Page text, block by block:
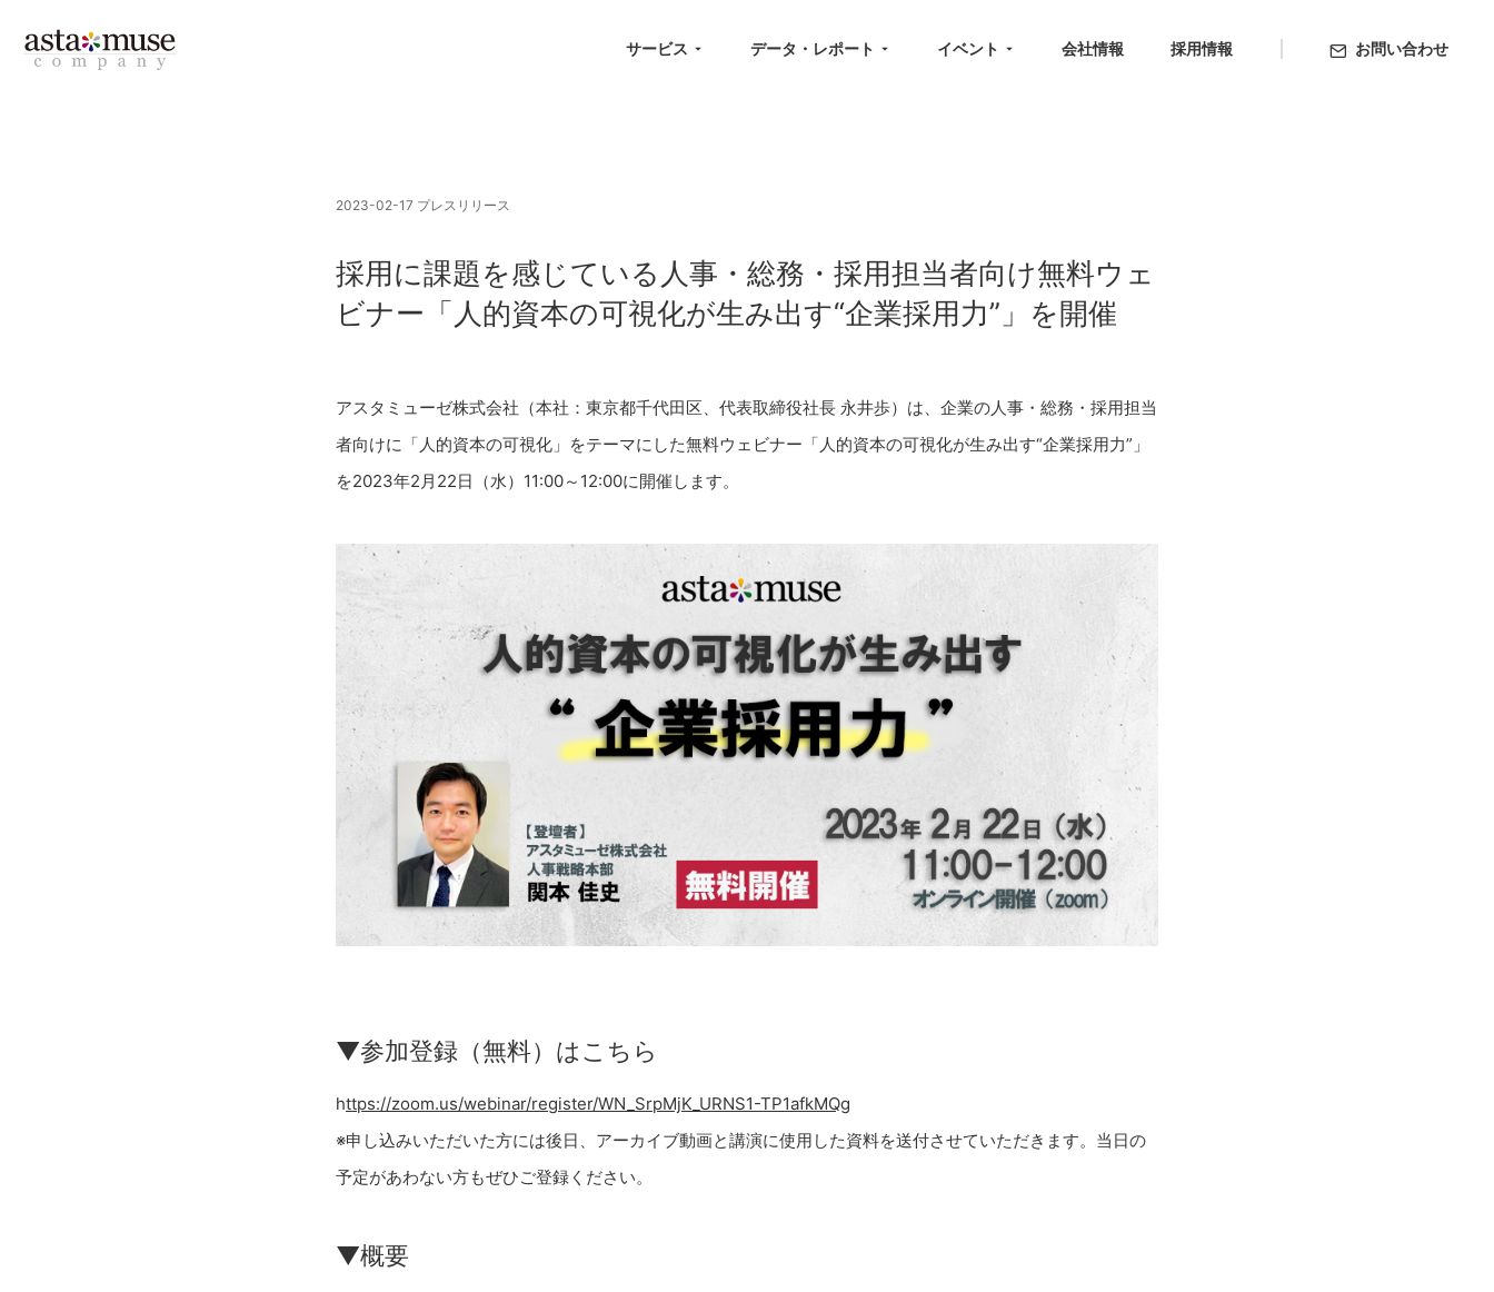
サービス データ・レポート イベント 会社情報 採用情報 お問い合わせ
2023-02-17 プレスリリース
採用に課題を感じている人事・総務・採用担当者向け無料ウェ
ビナー「人的資本の可視化が生み出す“企業採用力”」を開催
アスタミューゼ株式会社（本社：東京都千代田区、代表取締役社長 永井歩）は、企業の人事・総務・採用担当
者向けに「人的資本の可視化」をテーマにした無料ウェビナー「人的資本の可視化が生み出す“企業採用力”」
を2023年2月22日（水）11:00～12:00に開催します。
▼参加登録（無料）はこちら
https://zoom.us/webinar/register/WN_SrpMjK_URNS1-TP1afkMQg
※申し込みいただいた方には後日、アーカイブ動画と講演に使用した資料を送付させていただきます。当日の
予定があわない方もぜひご登録ください。
▼概要